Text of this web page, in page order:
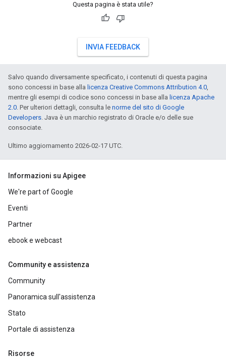
Questa pagina è stata utile?
INVIA FEEDBACK
Salvo quando diversamente specificato, i contenuti di questa pagina
sono concessi in base alla licenza Creative Commons Attribution 4.0,
mentre gli esempi di codice sono concessi in base alla licenza Apache
2.0. Per ulteriori dettagli, consulta le norme del sito di Google
Developers. Java è un marchio registrato di Oracle e/o delle sue
consociate.
Ultimo aggiornamento 2026-02-17 UTC.
Informazioni su Apigee
We're part of Google
Eventi
Partner
ebook e webcast
Community e assistenza
Community
Panoramica sull'assistenza
Stato
Portale di assistenza
Risorse